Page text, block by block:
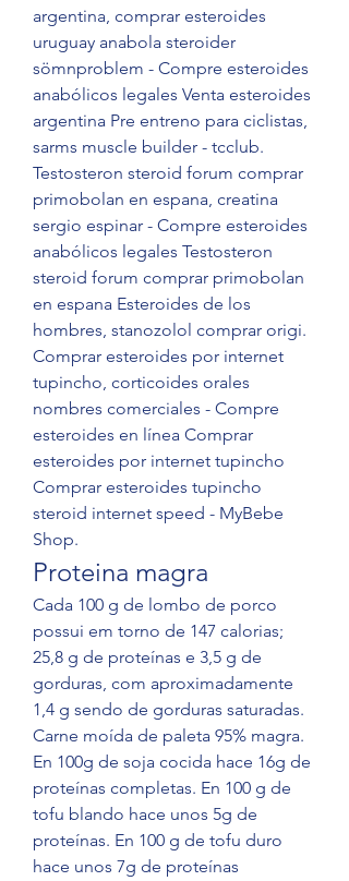
argentina, comprar esteroides
uruguay anabola steroider
sömnproblem - Compre esteroides
anabólicos legales Venta esteroides
argentina Pre entreno para ciclistas,
sarms muscle builder - tcclub.
Testosteron steroid forum comprar
primobolan en espana, creatina
sergio espinar - Compre esteroides
anabólicos legales Testosteron
steroid forum comprar primobolan
en espana Esteroides de los
hombres, stanozolol comprar origi.
Comprar esteroides por internet
tupincho, corticoides orales
nombres comerciales - Compre
esteroides en línea Comprar
esteroides por internet tupincho
Comprar esteroides tupincho
steroid internet speed - MyBebe
Shop.
Proteina magra
Cada 100 g de lombo de porco
possui em torno de 147 calorias;
25,8 g de proteínas e 3,5 g de
gorduras, com aproximadamente
1,4 g sendo de gorduras saturadas.
Carne moída de paleta 95% magra.
En 100g de soja cocida hace 16g de
proteínas completas. En 100 g de
tofu blando hace unos 5g de
proteínas. En 100 g de tofu duro
hace unos 7g de proteínas